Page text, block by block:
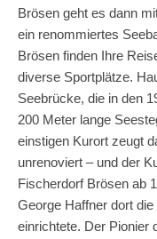
Brösen geht es dann
ein renommiertes
Brösen finden Ihre
diverse Sportplätze.
Seebrücke, die in den
200 Meter lange
einstigen Kurort zeugt
unrenoviert – und der
Fischerdorf Brösen ab
George Haffner dort
einrichtete. Der Pionier